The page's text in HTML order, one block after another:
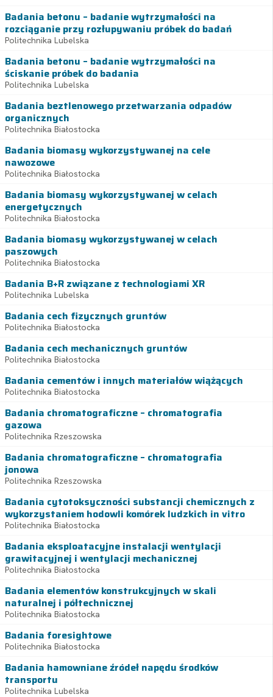
Badania betonu – badanie wytrzymałości na
rozciąganie przy rozłupywaniu próbek do badań
Politechnika Lubelska
Badania betonu – badanie wytrzymałości na
ściskanie próbek do badania
Politechnika Lubelska
Badania beztlenowego przetwarzania odpadów
organicznych
Politechnika Białostocka
Badania biomasy wykorzystywanej na cele
nawozowe
Politechnika Białostocka
Badania biomasy wykorzystywanej w celach
energetycznych
Politechnika Białostocka
Badania biomasy wykorzystywanej w celach
paszowych
Politechnika Białostocka
Badania B+R związane z technologiami XR
Politechnika Lubelska
Badania cech fizycznych gruntów
Politechnika Białostocka
Badania cech mechanicznych gruntów
Politechnika Białostocka
Badania cementów i innych materiałów wiążących
Politechnika Białostocka
Badania chromatograficzne – chromatografia
gazowa
Politechnika Rzeszowska
Badania chromatograficzne – chromatografia
jonowa
Politechnika Rzeszowska
Badania cytotoksyczności substancji chemicznych z
wykorzystaniem hodowli komórek ludzkich in vitro
Politechnika Białostocka
Badania eksploatacyjne instalacji wentylacji
grawitacyjnej i wentylacji mechanicznej
Politechnika Białostocka
Badania elementów konstrukcyjnych w skali
naturalnej i półtechnicznej
Politechnika Białostocka
Badania foresightowe
Politechnika Białostocka
Badania hamowniane źródeł napędu środków
transportu
Politechnika Lubelska